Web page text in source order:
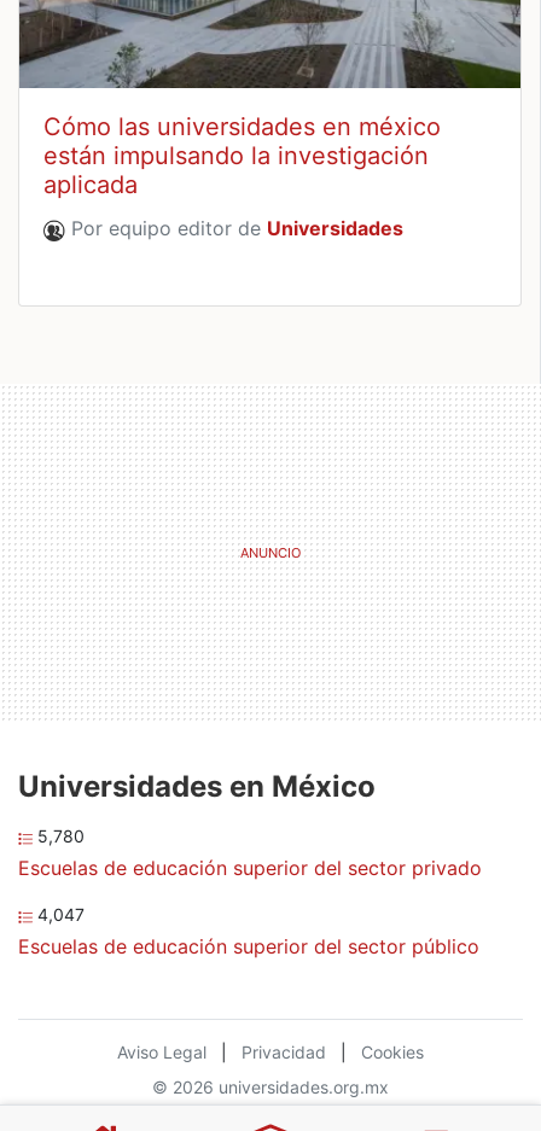
Cómo las universidades en méxico
están impulsando la investigación
aplicada
Por equipo editor de Universidades
Universidades en México
5,780
Escuelas de educación superior del sector privado
4,047
Escuelas de educación superior del sector público
Aviso Legal Privacidad
Cookies
© 2026 universidades.org.mx